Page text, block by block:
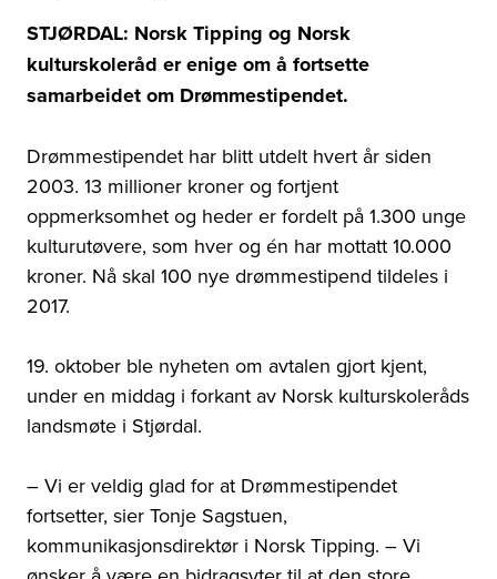
STJØRDAL: Norsk Tipping og Norsk
kulturskoleråd er enige om å fortsette
samarbeidet om Drømmestipendet.
Drømmestipendet har blitt utdelt hvert år siden
2003. 13 millioner kroner og fortjent
oppmerksomhet og heder er fordelt på 1.300 unge
kulturutøvere, som hver og én har mottatt 10.000
kroner. Nå skal 100 nye drømmestipend tildeles i
2017.
19. oktober ble nyheten om avtalen gjort kjent,
under en middag i forkant av Norsk kulturskoleråds
landsmøte i Stjørdal.
– Vi er veldig glad for at Drømmestipendet
fortsetter, sier Tonje Sagstuen,
kommunikasjonsdirektør i Norsk Tipping. – Vi